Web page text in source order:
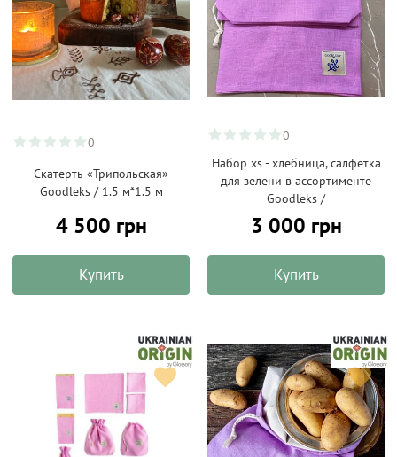
0
Скатерть «Трипольская»
Goodleks / 1.5 м*1.5 м
4 500 грн
Купить
0
Набор xs - хлебница, салфетка
для зелени в ассортименте
Goodleks /
3 000 грн
Купить